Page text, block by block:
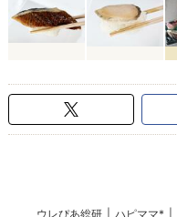
ウレぴあ総研 ハピママ*